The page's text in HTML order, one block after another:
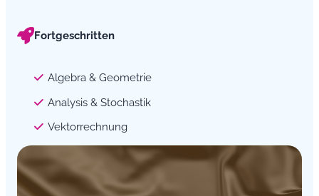
Fortgeschritten
Algebra & Geometrie
Analysis & Stochastik
Vektorrechnung